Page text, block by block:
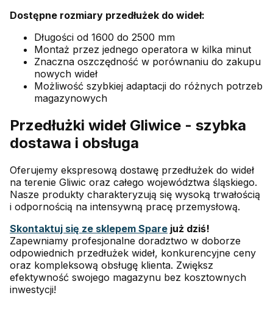
Dostępne rozmiary przedłużek do wideł:
Długości od 1600 do 2500 mm
Montaż przez jednego operatora w kilka minut
Znaczna oszczędność w porównaniu do zakupu
nowych wideł
Możliwość szybkiej adaptacji do różnych potrzeb
magazynowych
Przedłużki wideł Gliwice - szybka
dostawa i obsługa
Oferujemy ekspresową dostawę przedłużek do wideł
na terenie Gliwic oraz całego województwa śląskiego.
Nasze produkty charakteryzują się wysoką trwałością
i odpornością na intensywną pracę przemysłową.
Skontaktuj się ze sklepem Spare już dziś!
Zapewniamy profesjonalne doradztwo w doborze
odpowiednich przedłużek wideł, konkurencyjne ceny
oraz kompleksową obsługę klienta. Zwiększ
efektywność swojego magazynu bez kosztownych
inwestycji!